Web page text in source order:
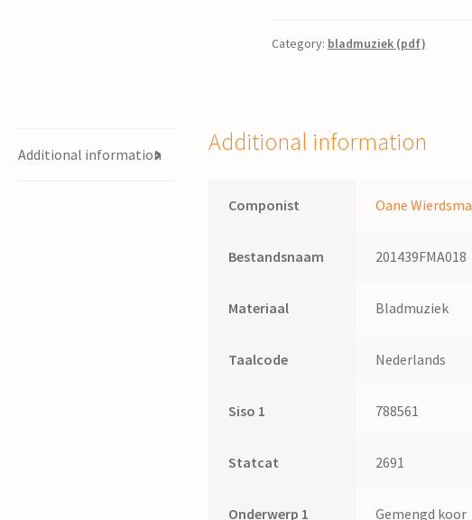
gemengd
Wierdsma
quantity
Category: bladmuziek (pdf)
Additional information Additional information
Componist Oane Wierdsma
Bestandsnaam 201439FMA018
Materiaal Bladmuziek
Taalcode Nederlands
Siso 1 788561
Statcat 2691
Onderwerp 1 Gemengd koor